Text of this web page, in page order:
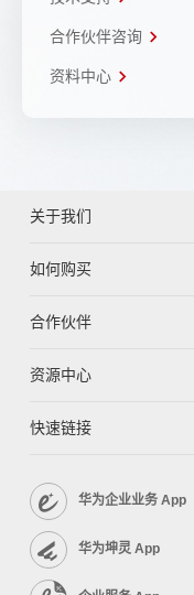
合作伙伴咨询
资料中心
关于我们
如何购买
合作伙伴
资源中心
快速链接
华为企业业务 App
华为坤灵 App